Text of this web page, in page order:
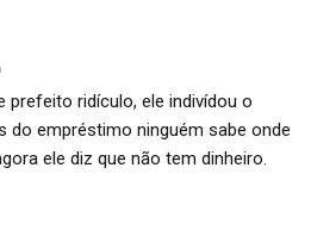
prefeito ridículo, ele indivídou o
do empréstimo ninguém sabe onde
ele diz que não tem dinheiro.